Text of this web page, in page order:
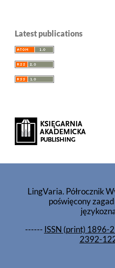
Latest publications
LingVaria. Półrocznik
poświęcony
------ ISSN (print) 1896-
2392-